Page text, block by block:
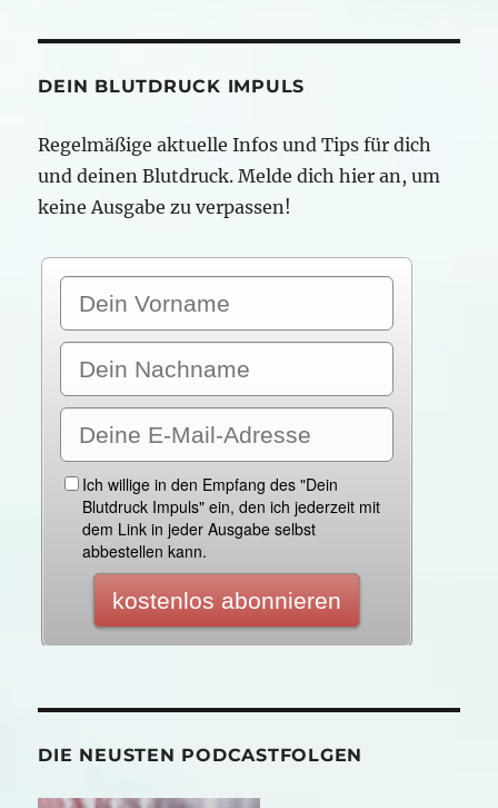
DEIN BLUTDRUCK IMPULS
Regelmäßige aktuelle Infos und Tips für dich
und deinen Blutdruck. Melde dich hier an, um
keine Ausgabe zu verpassen!
DIE NEUSTEN PODCASTFOLGEN